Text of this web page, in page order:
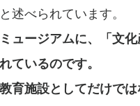
述べられています。
ュージアムに、「文
ているのです。
育施設としてだけで